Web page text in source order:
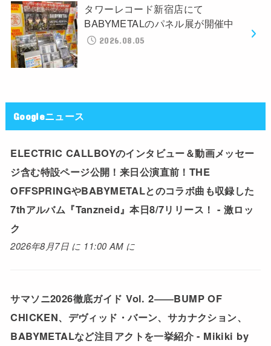
タワーレコード新宿店にて
BABYMETALのパネル展が開催中
2026.08.05
Googleニュース
ELECTRIC CALLBOYのインタビュー＆動画メッセー
ジ含む特設ページ公開！来日公演直前！THE
OFFSPRINGやBABYMETALとのコラボ曲も収録した
7thアルバム『Tanzneid』本日8/7リリース！ - 激ロッ
ク
2026年8月7日 に 11:00 AM に
サマソニ2026徹底ガイド Vol. 2――BUMP OF
CHICKEN、デヴィッド・バーン、サカナクション、
BABYMETALなど注目アクトを一挙紹介 - Mikiki by